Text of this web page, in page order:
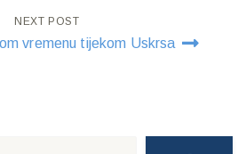
NEXT POST
vremenu tijekom Uskrsa